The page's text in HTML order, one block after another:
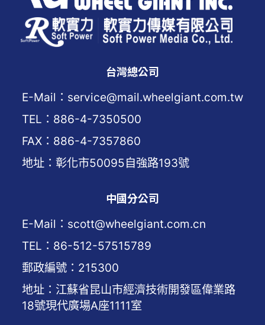
台灣總公司
E-Mail：service@mail.wheelgiant.com.tw
TEL：886-4-7350500
FAX：886-4-7357860
地址：彰化市50095自強路193號
中國分公司
E-Mail：scott@wheelgiant.com.cn
TEL：86-512-57515789
郵政編號：215300
地址：江蘇省昆山市經濟技術開發區偉業路
18號現代廣場A座1111室